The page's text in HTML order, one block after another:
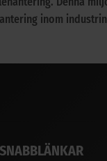
inom
SNABBLÄNKAR